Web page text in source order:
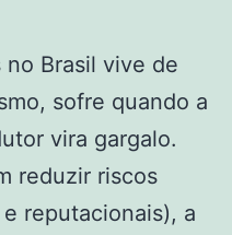
Brasil vive de
sofre quando a
vira gargalo.
reduzir riscos
reputacionais), a